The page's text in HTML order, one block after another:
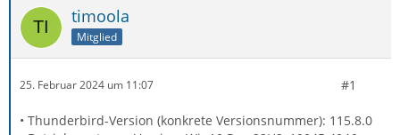
timoola
Mitglied
25. Februar 2024 um 11:07 #1
• Thunderbird-Version (konkrete Versionsnummer): 115.8.0